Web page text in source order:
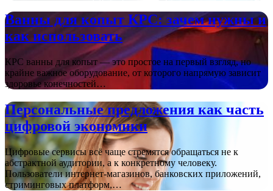
Ванны для копыт КРС: зачем нужны и
как использовать
КРС ванны для копыт — это простое на первый взгляд, но
крайне важное оборудование, от которого напрямую зависит
здоровье конечностей…
Персональные предложения как часть
цифровой экономики
Цифровые сервисы всё чаще стремятся обращаться не к
абстрактной аудитории, а к конкретному человеку.
Пользователи интернет-магазинов, банковских приложений,
стриминговых платформ,…